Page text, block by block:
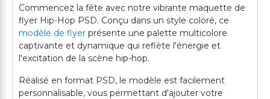
Commencez la fête avec notre vibrante maquette de
flyer Hip-Hop PSD. Conçu dans un style coloré, ce
modèle de flyer présente une palette multicolore
captivante et dynamique qui reflète l'énergie et
l'excitation de la scène hip-hop.
Réalisé en format PSD, le modèle est facilement
personnalisable, vous permettant d'ajouter votre